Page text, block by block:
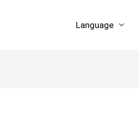
Language